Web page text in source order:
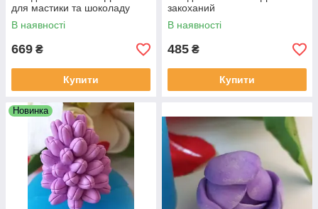
для мастики та шоколаду
В наявності
669 ₴
Купити
закоханий
В наявності
485 ₴
Купити
Новинка